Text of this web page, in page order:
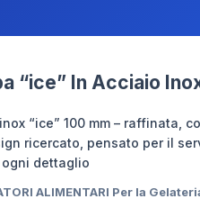
“ice” In Acciaio
“ice” 100 mm – raffinata,
ricercato, pensato per il
dettaglio
ALIMENTARI Per la